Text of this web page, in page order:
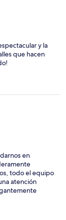
y la
que hacen
en
todo el equipo
atención
comodidad
con un